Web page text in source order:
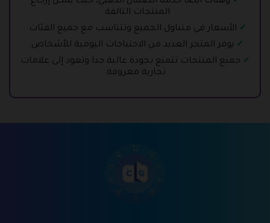
المنتجات التالفة.
الأسعار في متناول الجميع وتتناسب مع جميع الفئات.
يوفر المتجر العديد من الاحتياجات اليومية للأشخاص.
جميع المنتجات تتمتع بجودة عالية جدا وتعود إلى علامات
تجارية معروفة.